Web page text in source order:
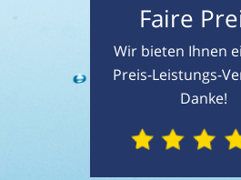
Faire
Wir bieten Ihnen
Preis-Leistungs-
Danke!